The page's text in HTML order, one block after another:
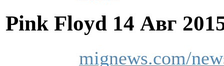
Pink Floyd 14 Авг
mignews.com/